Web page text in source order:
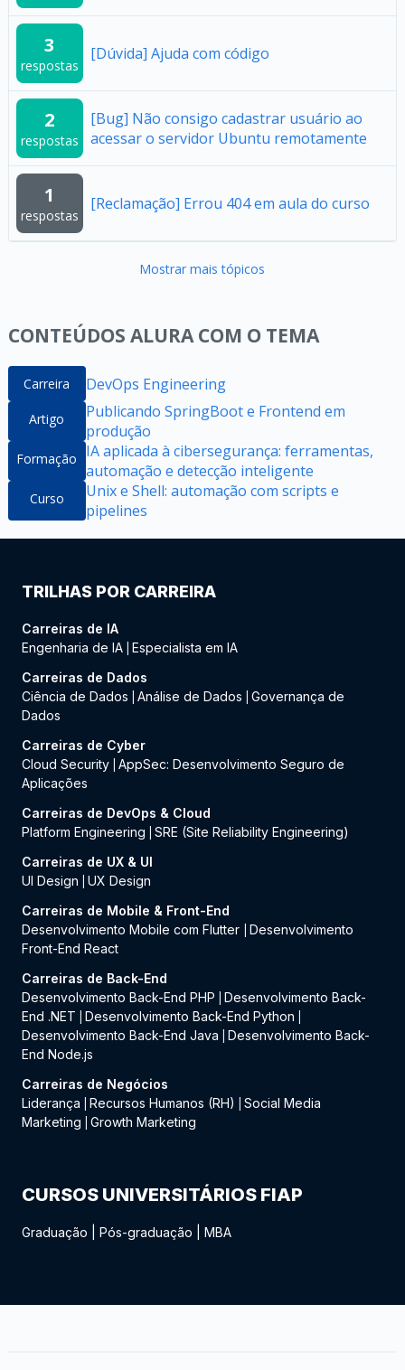
3
respostas
[Dúvida] Ajuda com código
2
respostas
[Bug] Não consigo cadastrar usuário ao
acessar o servidor Ubuntu remotamente
1
respostas
[Reclamação] Errou 404 em aula do curso
Mostrar mais tópicos
CONTEÚDOS ALURA COM O TEMA
Carreira DevOps Engineering
Artigo
Publicando SpringBoot e Frontend em
produção
Formação
IA aplicada à cibersegurança: ferramentas,
automação e detecção inteligente
Curso
Unix e Shell: automação com scripts e
pipelines
TRILHAS POR CARREIRA
Carreiras de IA
Engenharia de IA Especialista em IA
Carreiras de Dados
Ciência de Dados
Análise de Dados
Governança de
Dados
Carreiras de Cyber
Cloud Security AppSec: Desenvolvimento Seguro de
Aplicações
Carreiras de DevOps & Cloud
Platform Engineering
SRE (Site Reliability Engineering)
Carreiras de UX & UI
UI Design
UX Design
Carreiras de Mobile & Front-End
Desenvolvimento Mobile com Flutter
Desenvolvimento
Front-End React
Carreiras de Back-End
Desenvolvimento Back-End PHP
Desenvolvimento Back-
End .NET
Desenvolvimento Back-End Python
Desenvolvimento Back-End Java
Desenvolvimento Back-
End Node.js
Carreiras de Negócios
Liderança
Recursos Humanos (RH)
Social Media
Marketing
Growth Marketing
CURSOS UNIVERSITÁRIOS FIAP
Graduação Pós-graduação MBA